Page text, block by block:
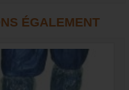
ÉGALEMENT